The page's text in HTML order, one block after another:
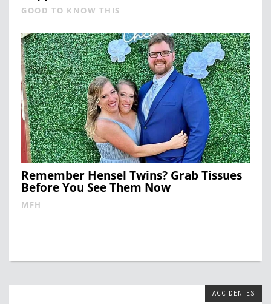
GOOD TO KNOW THIS
Remember Hensel Twins? Grab Tissues
Before You See Them Now
MFH
ACCIDENTES